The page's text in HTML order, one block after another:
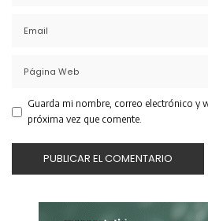
Guarda mi nombre, correo electrónico y
próxima vez que comente.